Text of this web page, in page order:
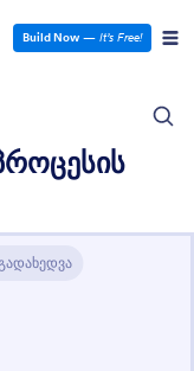
Build Now — It’s Free!